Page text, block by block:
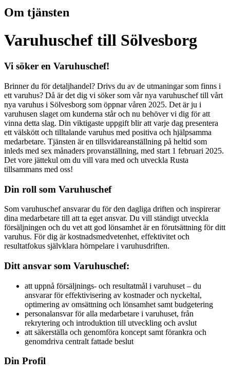
Om tjänsten
Varuhuschef till Sölvesborg
Vi söker en Varuhuschef!
Brinner du för detaljhandel? Drivs du av de utmaningar som finns i
ett varuhus? Då är det dig vi söker som vår nya varuhuschef till vårt
nya varuhus i Sölvesborg som öppnar våren 2025. Det är ju i
varuhusen slaget om kunderna står och nu behöver vi dig för att
vinna detta slag. Din viktigaste uppgift blir att varje dag presentera
ett välskött och tilltalande varuhus med positiva och hjälpsamma
medarbetare. Tjänsten är en tillsvidareanställning på heltid som
inleds med sex månaders provanställning, med start 1 februari 2025.
Det vore jättekul om du vill vara med och utveckla Rusta
tillsammans med oss!
Din roll som Varuhuschef
Som varuhuschef ansvarar du för den dagliga driften och inspirerar
dina medarbetare till att ta eget ansvar. Du vill ständigt utveckla
försäljningen och du vet att god lönsamhet är en förutsättning för ditt
varuhus. För dig är kostnadsmedvetenhet, effektivitet och
resultatfokus självklara hörnpelare i varuhusdriften.
Ditt ansvar som Varuhuschef:
att uppnå försäljnings- och resultatmål i varuhuset – du
ansvarar för effektivisering av kostnader och nyckeltal,
optimering av omsättning och lönsamhet samt budgetering
personalansvar för alla medarbetare i varuhuset, från
rekrytering och introduktion till utveckling och avslut
att säkerställa och genomföra koncept samt förankra och
genomdriva centralt fattade beslut
Din Profil